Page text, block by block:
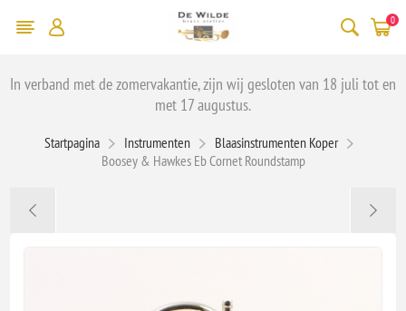
0
In verband met de zomervakantie, zijn wij gesloten van 18 juli tot en
met 17 augustus.
Startpagina Instrumenten
Blaasinstrumenten Koper
Boosey & Hawkes Eb Cornet Roundstamp